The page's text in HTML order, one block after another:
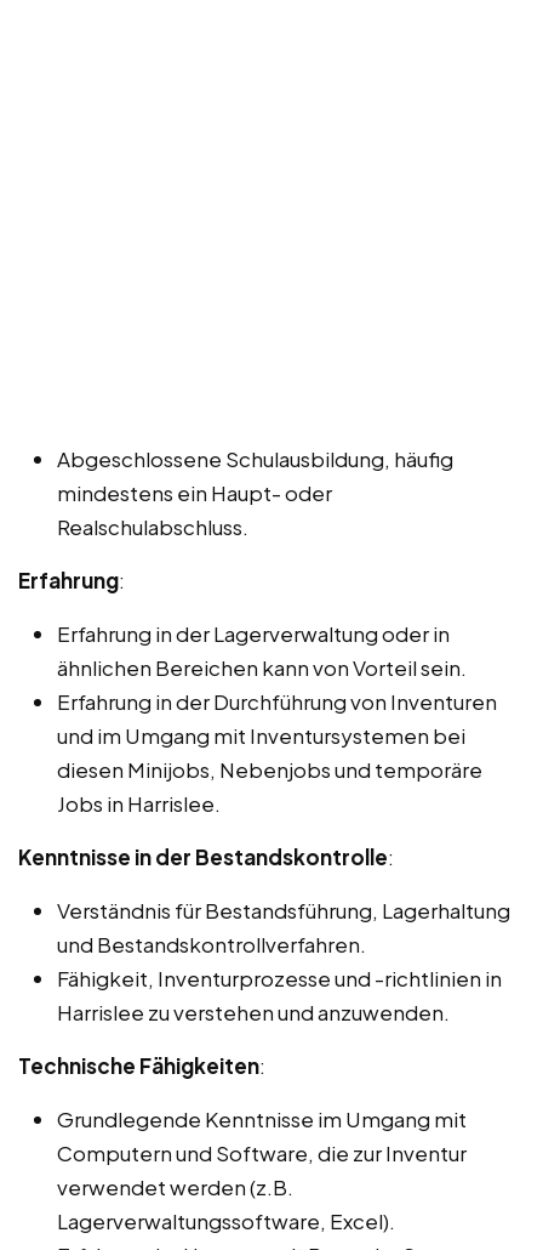
Abgeschlossene Schulausbildung, häufig
mindestens ein Haupt- oder
Realschulabschluss.
Erfahrung:
Erfahrung in der Lagerverwaltung oder in
ähnlichen Bereichen kann von Vorteil sein.
Erfahrung in der Durchführung von Inventuren
und im Umgang mit Inventursystemen bei
diesen Minijobs, Nebenjobs und temporäre
Jobs in Harrislee.
Kenntnisse in der Bestandskontrolle:
Verständnis für Bestandsführung, Lagerhaltung
und Bestandskontrollverfahren.
Fähigkeit, Inventurprozesse und -richtlinien in
Harrislee zu verstehen und anzuwenden.
Technische Fähigkeiten:
Grundlegende Kenntnisse im Umgang mit
Computern und Software, die zur Inventur
verwendet werden (z.B.
Lagerverwaltungssoftware, Excel).